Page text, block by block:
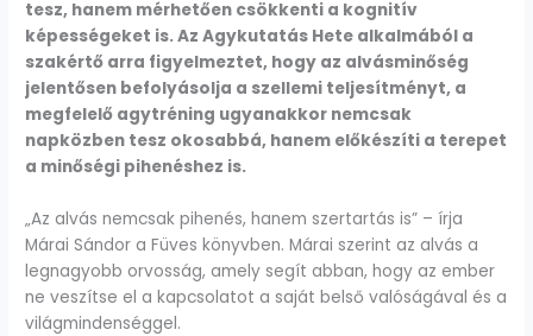
tesz, hanem mérhetően csökkenti a kognitív
képességeket is. Az Agykutatás Hete alkalmából a
szakértő arra figyelmeztet, hogy az alvásminőség
jelentősen befolyásolja a szellemi teljesítményt, a
megfelelő agytréning ugyanakkor nemcsak
napközben tesz okosabbá, hanem előkészíti a terepet
a minőségi pihenéshez is.
„Az alvás nemcsak pihenés, hanem szertartás is” – írja
Márai Sándor a Füves könyvben. Márai szerint az alvás a
legnagyobb orvosság, amely segít abban, hogy az ember
ne veszítse el a kapcsolatot a saját belső valóságával és a
világmindenséggel.